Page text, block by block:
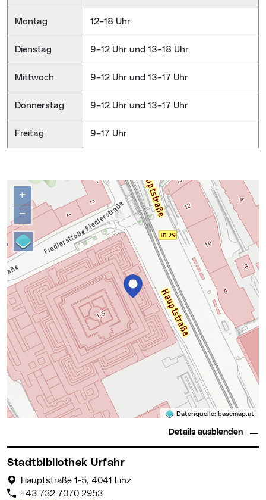
Montag 12–18 Uhr
Dienstag 9–12 Uhr und 13–18 Uhr
Mittwoch 9–12 Uhr und 13–17 Uhr
Donnerstag 9–12 Uhr und 13–17 Uhr
Freitag 9–17 Uhr
Karte überspringen
+
−
Datenquelle: basemap.at
Details ausblenden
Stadtbibliothek Urfahr
Hauptstraße 1-5, 4041 Linz
+43 732 7070 2953